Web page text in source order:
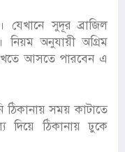
যেখানে সুদূর ব্রাজিল
অনুযায়ী অগ্রিম
আসতে পারবেন এ
ঠিকানায় সময় কাটাতে
দিয়ে ঠিকানায় ঢুকে